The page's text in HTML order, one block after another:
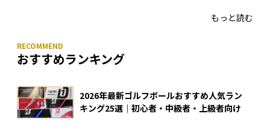
もっと読む
おすすめランキング
2026年最新ゴルフボールおすすめ人気ラン
キング25選｜初心者・中級者・上級者向け